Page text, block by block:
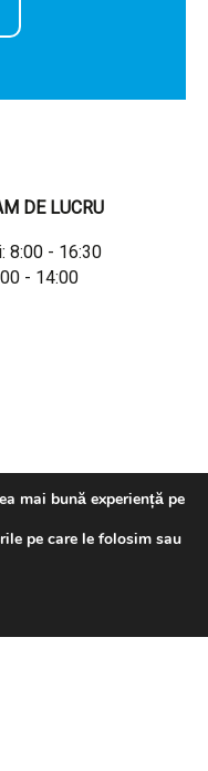
DE LUCRU
8:00 - 16:30
- 14:00
mai bună experiență pe
pe care le folosim sau